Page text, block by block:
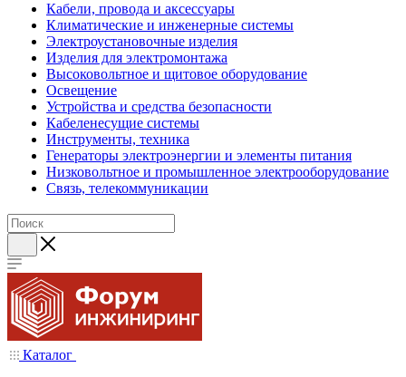
Кабели, провода и аксессуары
Климатические и инженерные системы
Электроустановочные изделия
Изделия для электромонтажа
Высоковольтное и щитовое оборудование
Освещение
Устройства и средства безопасности
Кабеленесущие системы
Инструменты, техника
Генераторы электроэнергии и элементы питания
Низковольтное и промышленное электрооборудование
Связь, телекоммуникации
Каталог